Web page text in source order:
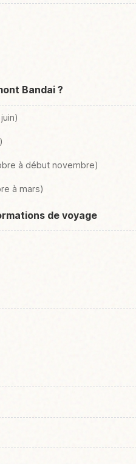
Bandai ?
à début novembre)
à mars)
de voyage